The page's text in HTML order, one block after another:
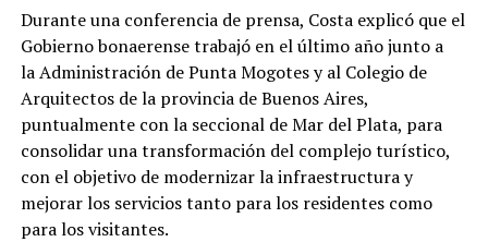
Durante una conferencia de prensa, Costa explicó que el
Gobierno bonaerense trabajó en el último año junto a
la Administración de Punta Mogotes y al Colegio de
Arquitectos de la provincia de Buenos Aires,
puntualmente con la seccional de Mar del Plata, para
consolidar una transformación del complejo turístico,
con el objetivo de modernizar la infraestructura y
mejorar los servicios tanto para los residentes como
para los visitantes.